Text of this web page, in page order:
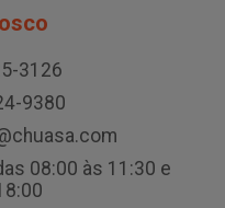
3126
9380
08:00 às 11:30 e